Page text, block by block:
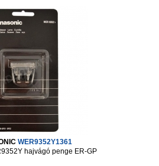
WER9352Y1361
hajvágó penge ER-GP